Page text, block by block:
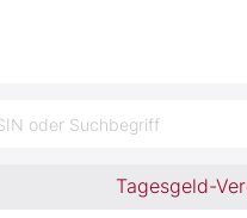
oder Suchbegriff
Tagesgeld-